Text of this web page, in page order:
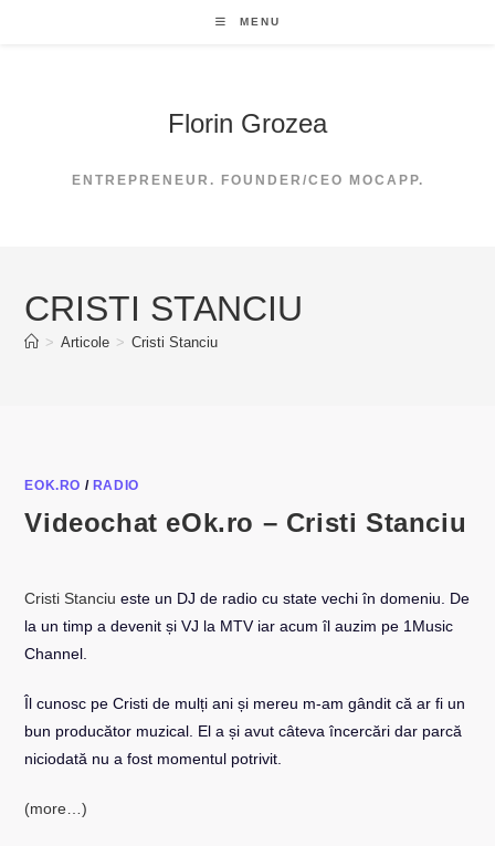
MENU
Florin Grozea
ENTREPRENEUR. FOUNDER/CEO MOCAPP.
CRISTI STANCIU
> Articole > Cristi Stanciu
EOK.RO / RADIO
Videochat eOk.ro – Cristi Stanciu
Cristi Stanciu este un DJ de radio cu state vechi în domeniu. De
la un timp a devenit și VJ la MTV iar acum îl auzim pe 1Music
Channel.
Îl cunosc pe Cristi de mulți ani și mereu m-am gândit că ar fi un
bun producător muzical. El a și avut câteva încercări dar parcă
niciodată nu a fost momentul potrivit.
(more…)